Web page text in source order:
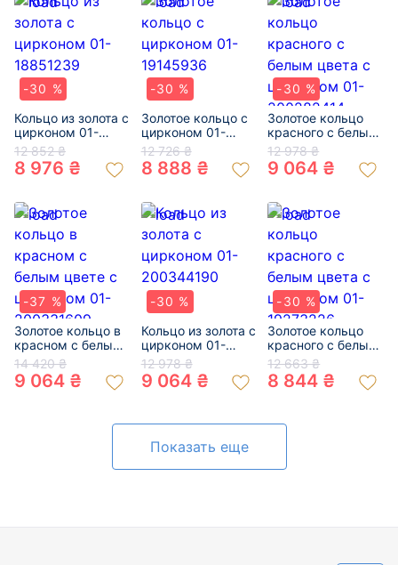
-30 %
Кольцо из золота с
цирконом 01-
18851239
12 852 ₴
8 976 ₴
-30 %
Золотое кольцо с
цирконом 01-
19145936
12 726 ₴
8 888 ₴
-30 %
Золотое кольцо
красного с белым
цвета с цирконом
01-200282414
12 978 ₴
9 064 ₴
-37 %
Золотое кольцо в
красном с белым
цвете с цирконом
01-200331609
14 420 ₴
9 064 ₴
-30 %
Кольцо из золота с
цирконом 01-
200344190
12 978 ₴
9 064 ₴
-30 %
Золотое кольцо
красного с белым
цвета с цирконом
01-19273226
12 663 ₴
8 844 ₴
Показать еще